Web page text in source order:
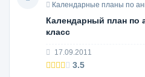
Календарные планы по
Календарный план по
класс
17.09.2011
3.5